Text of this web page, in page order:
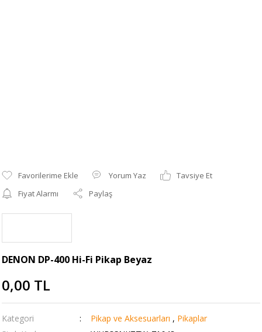
Yorum Yaz
Tavsiye Et
Fiyat Alarmı
Paylaş
DENON DP-400 Hi-Fi Pikap Beyaz
0,00 TL
Kategori Pikap ve Aksesuarları , Pikaplar